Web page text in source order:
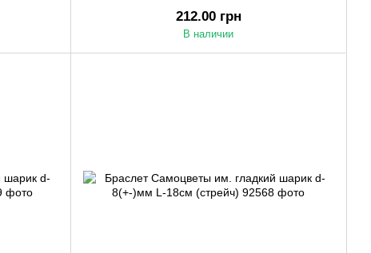
212.00 грн
В наличии